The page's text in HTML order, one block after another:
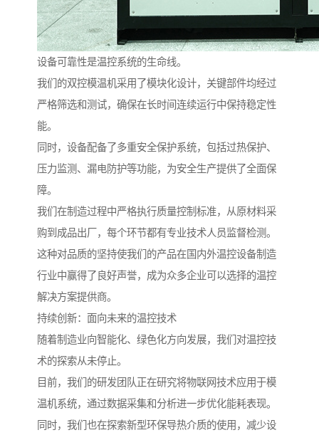
设备可靠性是温控系统的生命线。
我们的双控模温机采用了模块化设计，关键部件均经过
严格筛选和测试，确保在长时间连续运行中保持稳定性
能。
同时，设备配备了多重安全保护系统，包括过热保护、
压力监测、漏电防护等功能，为安全生产提供了全面保
障。
我们在制造过程中严格执行质量控制标准，从原材料采
购到成品出厂，每个环节都有专业技术人员监督检测。
这种对品质的坚持使我们的产品在国内外温控设备制造
行业中赢得了良好声誉，成为众多企业可以选择的温控
解决方案提供商。
持续创新：面向未来的温控技术
随着制造业向智能化、绿色化方向发展，我们对温控技
术的探索从未停止。
目前，我们的研发团队正在研究将物联网技术应用于模
温机系统，通过数据采集和分析进一步优化能耗表现。
同时，我们也在探索新型环保导热介质的使用，减少设